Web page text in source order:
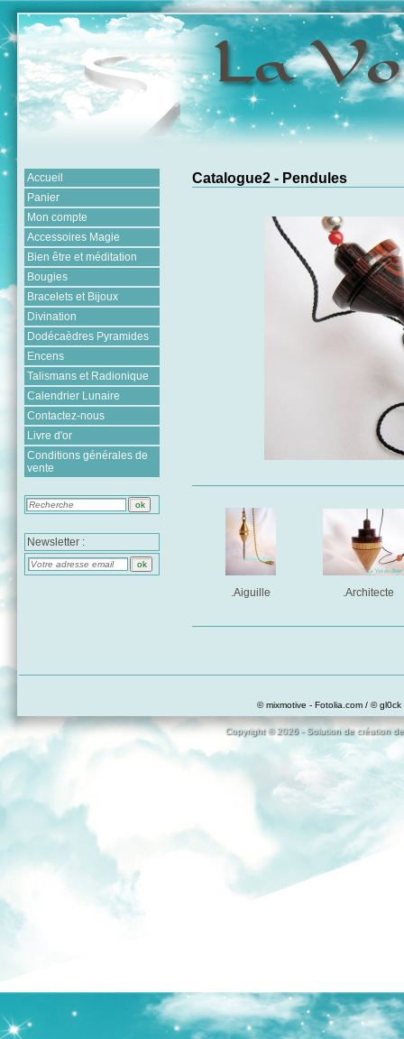
Accueil
Panier
Mon compte
Accessoires Magie
Bien être et méditation
Bougies
Bracelets et Bijoux
Divination
Dodécaèdres Pyramides
Encens
Talismans et Radionique
Calendrier Lunaire
Contactez-nous
Livre d'or
Conditions générales de
vente
Newsletter :
Catalogue2 - Pendules
.Aiguille .Architecte
© mixmotive - Fotolia.com / ©
Copyright © 2026 - Solution de création